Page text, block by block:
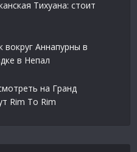
Тихуана: стоит
вокруг Аннапурны в
в Непал
на Гранд
Rim To Rim